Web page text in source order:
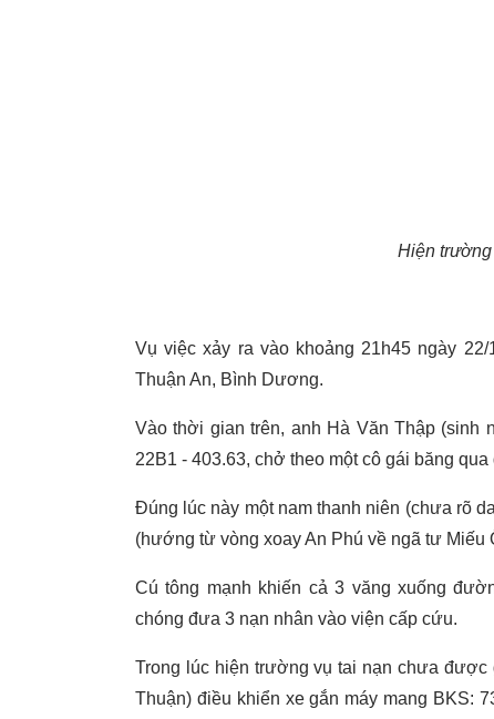
Hiện
Vụ việc xảy ra vào khoảng 21h45 ngày
Thuận An, Bình Dương.
Vào thời gian trên, anh Hà Văn Thập (sinh
22B1 - 403.63, chở theo một cô gái băng
Đúng lúc này một nam thanh niên (chưa rõ
(hướng từ vòng xoay An Phú về ngã tư Miếu
Cú tông mạnh khiến cả 3 văng xuống
chóng đưa 3 nạn nhân vào viện cấp cứu.
Trong lúc hiện trường vụ tai nạn chưa
Thuận) điều khiển xe gắn máy mang BKS: